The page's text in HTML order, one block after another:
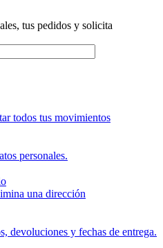
tus pedidos y solicita
todos tus movimientos
personales.
una dirección
devoluciones y fechas de entrega.